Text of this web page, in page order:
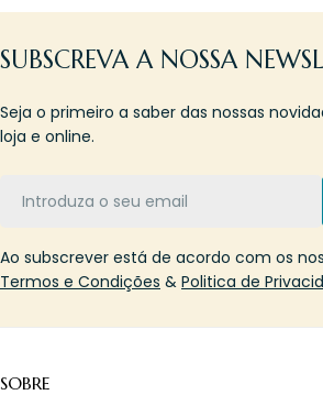
SUBSCREVA A NOSSA
Seja o primeiro a saber das nossas
loja e online.
Ao subscrever está de acordo com os
Termos e Condições & Politica de
SOBRE